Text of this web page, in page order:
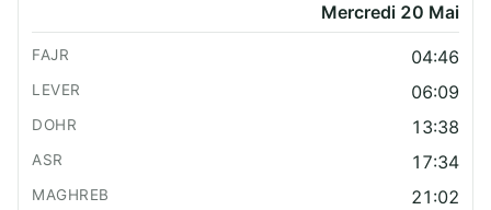
Mercredi 20 Mai
04:46
06:09
13:38
17:34
21:02